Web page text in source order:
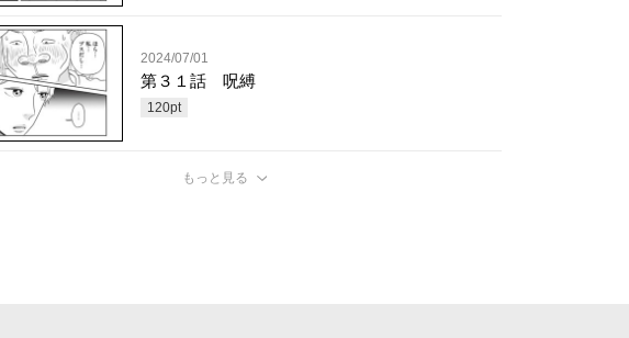
2024/07/01
第３１話 呪縛
120pt
もっと見る